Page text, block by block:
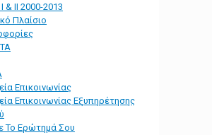
& ΙΙ 2000-2013
Πλαίσιο
Επικοινωνίας
Επικοινωνίας Εξυπηρέτησης
Το Ερώτημά Σου